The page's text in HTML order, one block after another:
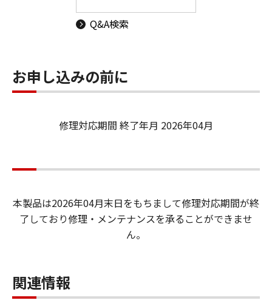
Q&A検索
お申し込みの前に
修理対応期間 終了年月 2026年04月
本製品は2026年04月末日をもちまして修理対応期間が終
了しており修理・メンテナンスを承ることができませ
ん。
関連情報